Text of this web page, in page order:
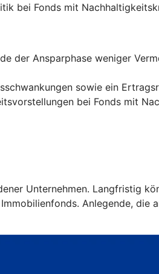
bei Fonds mit
der Ansparphase weniger
sowie ein
bei Fonds mit
Unternehmen. Langfristig
Anlegende,